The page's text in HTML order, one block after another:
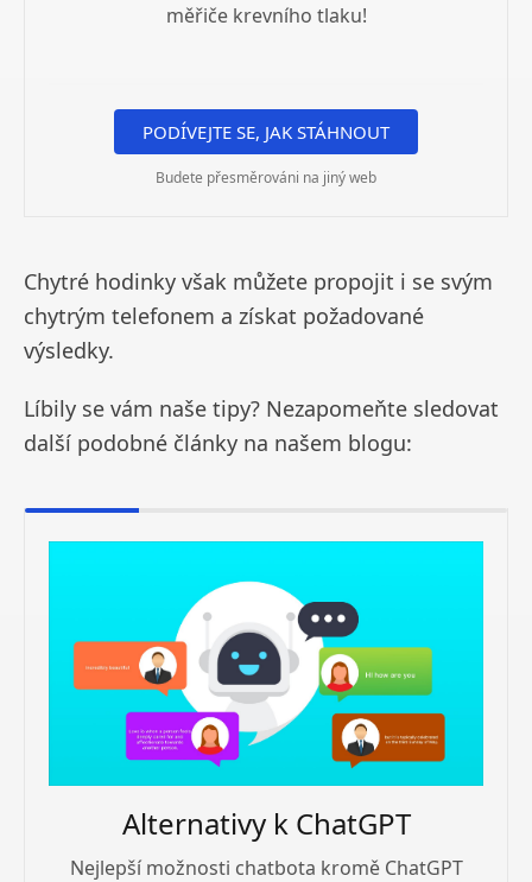
měřiče krevního tlaku!
PODÍVEJTE SE, JAK STÁHNOUT
Budete přesměrováni na jiný web
Chytré hodinky však můžete propojit i se svým
chytrým telefonem a získat požadované
výsledky.
Líbily se vám naše tipy? Nezapomeňte sledovat
další podobné články na našem blogu:
Alternativy k ChatGPT
Nejlepší možnosti chatbota kromě ChatGPT